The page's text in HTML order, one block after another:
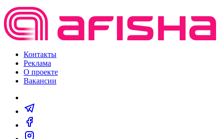
Контакты
Реклама
О проекте
Вакансии